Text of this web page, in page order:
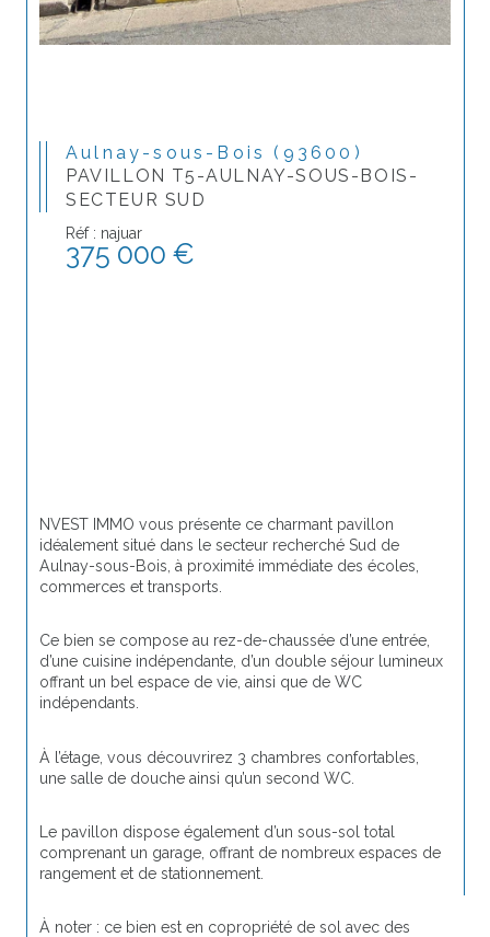
Aulnay-sous-Bois (93600)
PAVILLON T5-AULNAY-SOUS-BOIS-
SECTEUR SUD
Réf : najuar
375 000 €
NVEST IMMO vous présente ce charmant pavillon
idéalement situé dans le secteur recherché Sud de
Aulnay-sous-Bois, à proximité immédiate des écoles,
commerces et transports.
Ce bien se compose au rez-de-chaussée d’une entrée,
d’une cuisine indépendante, d’un double séjour lumineux
offrant un bel espace de vie, ainsi que de WC
indépendants.
À l’étage, vous découvrirez 3 chambres confortables,
une salle de douche ainsi qu’un second WC.
Le pavillon dispose également d’un sous-sol total
comprenant un garage, offrant de nombreux espaces de
rangement et de stationnement.
À noter : ce bien est en copropriété de sol avec des